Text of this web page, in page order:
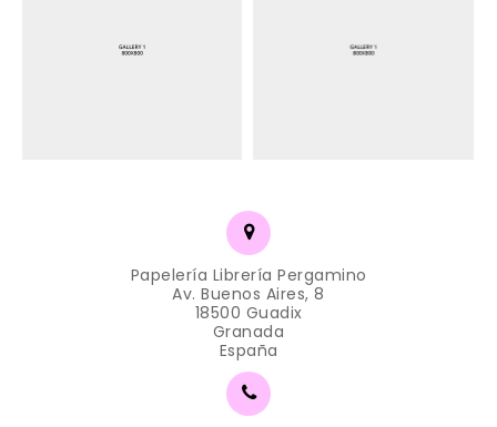
Papelería Librería Pergamino
Av. Buenos Aires, 8
18500 Guadix
Granada
España